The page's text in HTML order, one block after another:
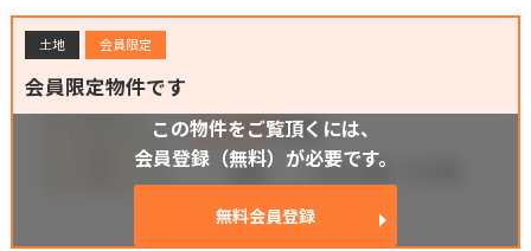
土地 会員限定
会員限定物件です
この物件をご覧頂くには、
会員登録（無料）が必要です。
無料会員登録